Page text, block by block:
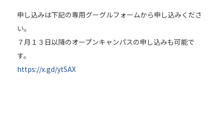
申し込みは下記の専用グーグルフォームから申し込みくださ
い。
７月１３日以降のオープンキャンパスの申し込みも可能で
す。
https://x.gd/ytSAX受付時間：午前9時〜午後5時